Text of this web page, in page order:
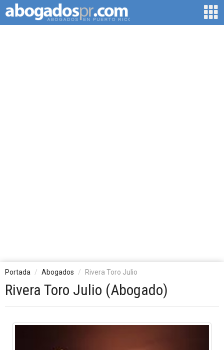
Portada Abogados Rivera Toro Julio
Rivera Toro Julio (Abogado)